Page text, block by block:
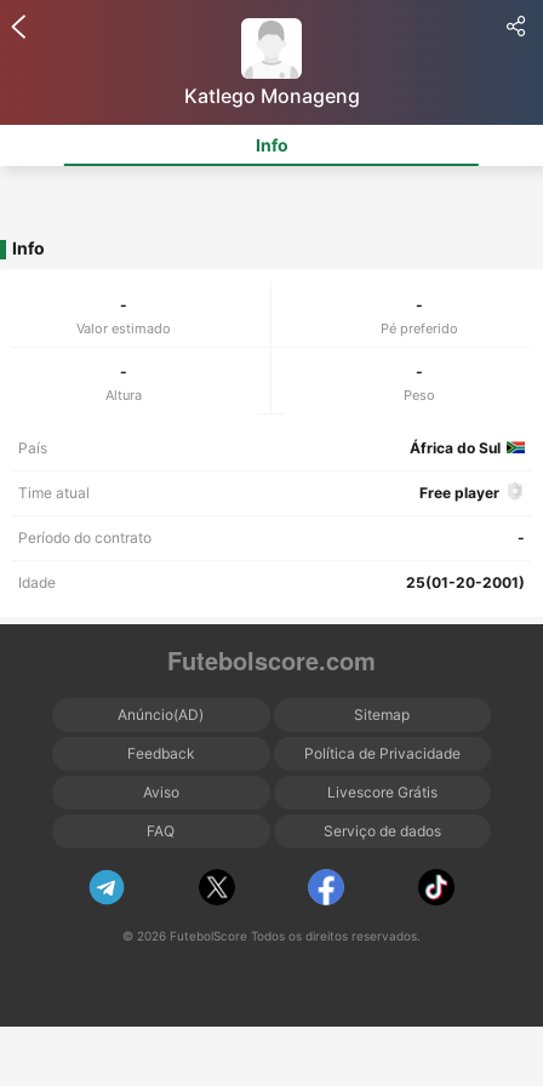
Katlego Monageng
Info
Info
-
Valor estimado
-
Pé preferido
-
Altura
-
Peso
País África do Sul
Time atual Free player
Período do contrato -
Idade 25(01-20-2001)
Futebolscore.com
Anúncio(AD) Sitemap
Feedback Política de Privacidade
Aviso Livescore Grátis
FAQ Serviço de dados
© 2026 FutebolScore Todos os direitos reservados.